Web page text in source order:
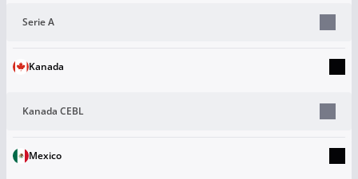
Serie A
Kanada
Kanada CEBL
Mexico